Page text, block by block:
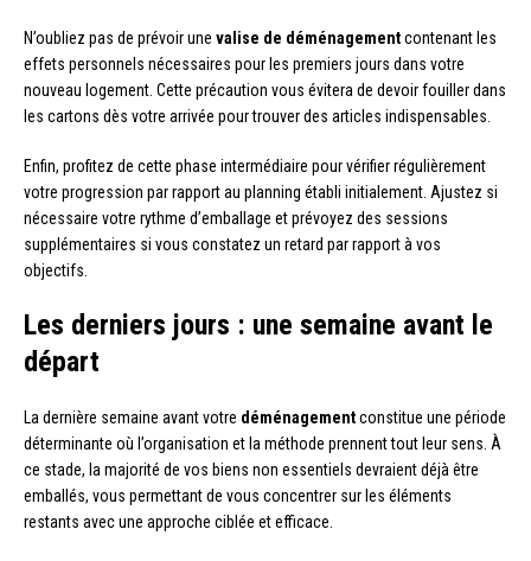
N’oubliez pas de prévoir une valise de déménagementcontenant les
effets personnels nécessaires pour les premiers jours dans votre
nouveau logement. Cette précaution vous évitera de devoir fouiller dans
les cartons dès votre arrivée pour trouver des articles indispensables.
Enfin, profitez de cette phase intermédiaire pour vérifier régulièrement
votre progression par rapport au planning établi initialement. Ajustez si
nécessaire votre rythme d’emballage et prévoyez des sessions
supplémentaires si vous constatez un retard par rapport à vos
objectifs.
Les derniers jours : une semaine avant le
départ
La dernière semaine avant votre déménagementconstitue une période
déterminante où l’organisation et la méthode prennent tout leur sens. À
ce stade, la majorité de vos biens non essentiels devraient déjà être
emballés, vous permettant de vous concentrer sur les éléments
restants avec une approche ciblée et efficace.